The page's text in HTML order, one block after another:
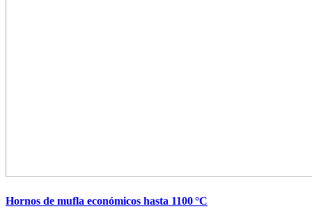
Hornos de mufla económicos hasta 1100 °C